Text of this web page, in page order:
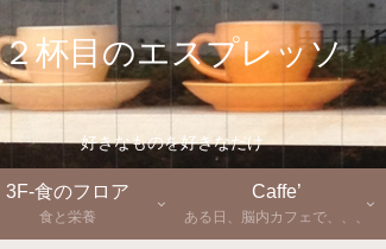
２杯目のエスプレッソ
好きなものを好きなだけ
3F-食のフロア
食と栄養
Caffe’
ある日、脳内カフェで、、、